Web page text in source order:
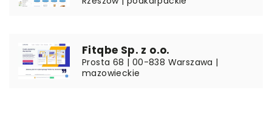
Fitqbe Sp. z o.o.
Prosta 68 | 00-838 Warszawa |
mazowieckie